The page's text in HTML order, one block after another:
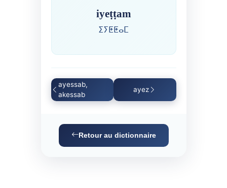
iyeṭṭam
ⵉⵢⵟⵟⴰⵎ
ayessab,
akessab
ayez
Retour au dictionnaire